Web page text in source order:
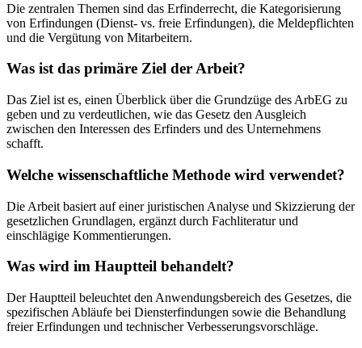
Die zentralen Themen sind das Erfinderrecht, die Kategorisierung
von Erfindungen (Dienst- vs. freie Erfindungen), die Meldepflichten
und die Vergütung von Mitarbeitern.
Was ist das primäre Ziel der Arbeit?
Das Ziel ist es, einen Überblick über die Grundzüge des ArbEG zu
geben und zu verdeutlichen, wie das Gesetz den Ausgleich
zwischen den Interessen des Erfinders und des Unternehmens
schafft.
Welche wissenschaftliche Methode wird verwendet?
Die Arbeit basiert auf einer juristischen Analyse und Skizzierung der
gesetzlichen Grundlagen, ergänzt durch Fachliteratur und
einschlägige Kommentierungen.
Was wird im Hauptteil behandelt?
Der Hauptteil beleuchtet den Anwendungsbereich des Gesetzes, die
spezifischen Abläufe bei Diensterfindungen sowie die Behandlung
freier Erfindungen und technischer Verbesserungsvorschläge.